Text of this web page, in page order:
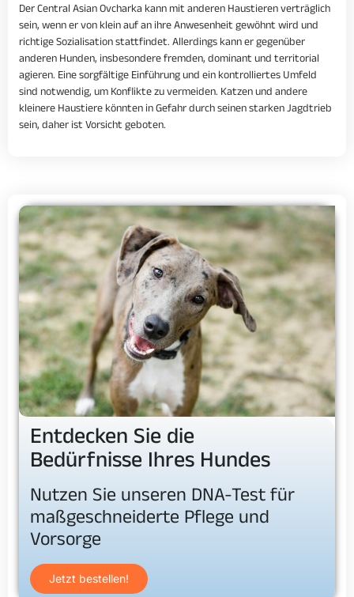
Der Central Asian Ovcharka kann mit anderen Haustieren verträglich
sein, wenn er von klein auf an ihre Anwesenheit gewöhnt wird und
richtige Sozialisation stattfindet. Allerdings kann er gegenüber
anderen Hunden, insbesondere fremden, dominant und territorial
agieren. Eine sorgfältige Einführung und ein kontrolliertes Umfeld
sind notwendig, um Konflikte zu vermeiden. Katzen und andere
kleinere Haustiere könnten in Gefahr durch seinen starken Jagdtrieb
sein, daher ist Vorsicht geboten.
Entdecken Sie die
Bedürfnisse Ihres Hundes
Nutzen Sie unseren DNA-Test für
maßgeschneiderte Pflege und
Vorsorge
Jetzt bestellen!